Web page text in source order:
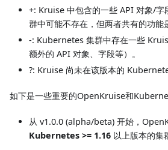
+: Kruise 中包含的一些 API 对象/
群中可能不存在，但两者共有的功能
-: Kubernetes 集群中存在一些
额外的 API 对象、字段等）。
?: Kruise 尚未在该版本的
如下是一些重要的OpenKruise和
从 v1.0.0 (alpha/beta) 开始，
Kubernetes >= 1.16 以上版本的集